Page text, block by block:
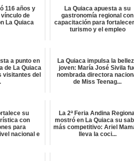
116 años y
de
La Quiaca
La Quiaca apuesta a su
gastronomía regional con
capacitación para
turismo y el empleo
a punto en
de La Quiaca
visitantes del
La Quiaca impulsa la
joven: María José Sivila
nombrada directora
de Miss Teenag...
su
con
para
nacional e
La 2ª Feria Andina
mostró en La Quiaca su
más competitivo: Ariel
lleva la coci...